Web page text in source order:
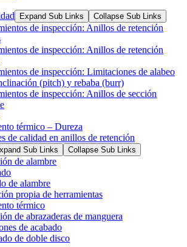
Expand Sub Links Collapse Sub Links
de inspección: Anillos de retención
de inspección: Anillos de retención
de inspección: Limitaciones de alabeo
(pitch) y rebaba (burr)
de inspección: Anillos de sección
térmico – Dureza
de calidad en anillos de retención
Sub Links Collapse Sub Links
de alambre
de alambre
propia de herramientas
térmico
de abrazaderas de manguera
de acabado
de doble disco